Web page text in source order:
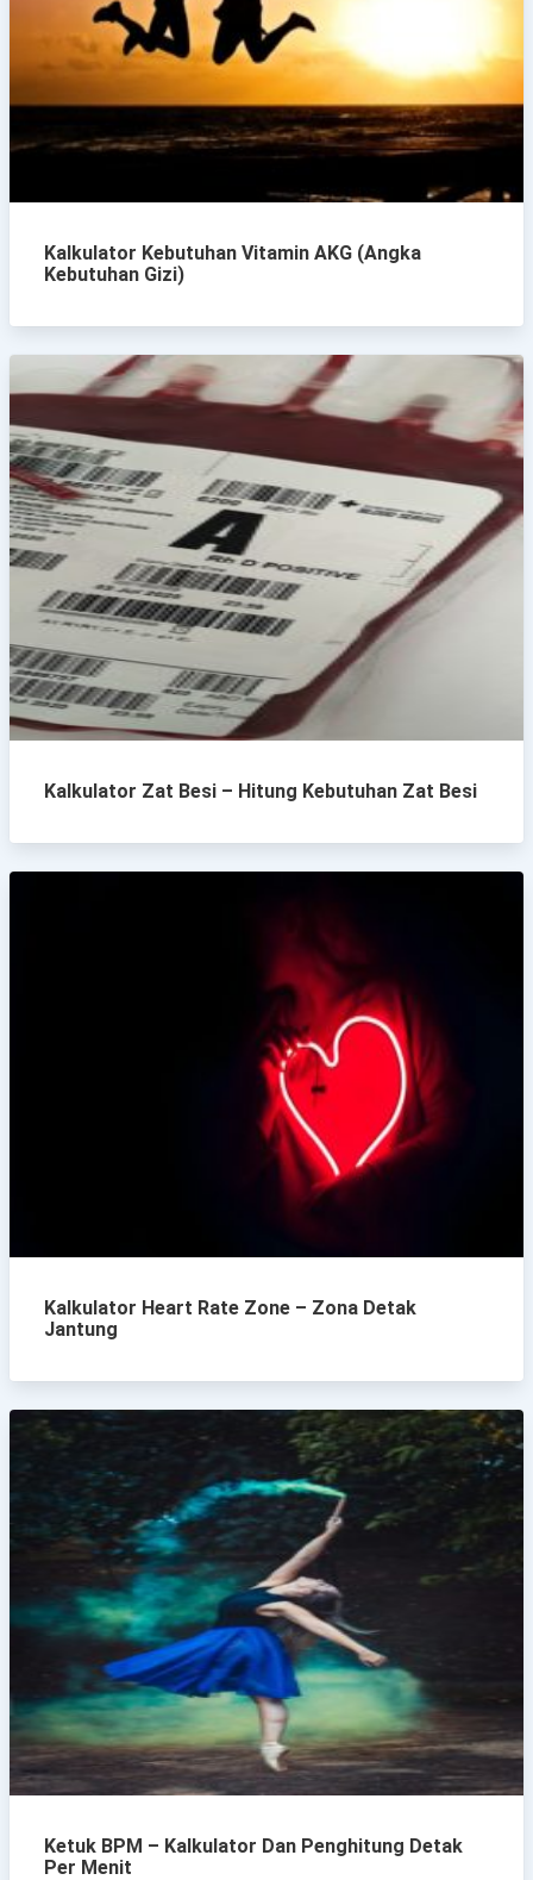
Kalkulator Kebutuhan Vitamin AKG (Angka
Kebutuhan Gizi)
Kalkulator Zat Besi – Hitung Kebutuhan Zat Besi
Kalkulator Heart Rate Zone – Zona Detak
Jantung
Ketuk BPM – Kalkulator Dan Penghitung Detak
Per Menit